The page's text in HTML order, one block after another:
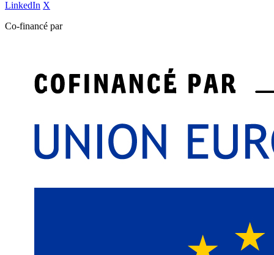
LinkedIn X
Co-financé par